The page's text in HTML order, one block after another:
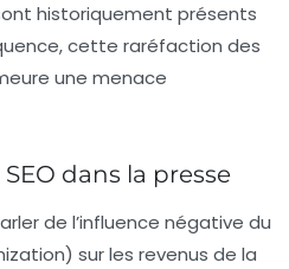
historiquement présents
cette raréfaction des
une menace
dans la presse
de l’influence négative du
sur les revenus de la